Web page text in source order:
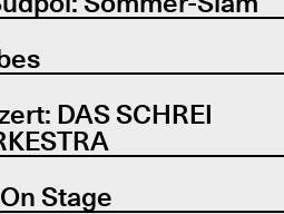
DAS SCHREI
Stage